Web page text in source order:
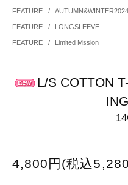
FEATURE / AUTUMN&WINTER2024
FEATURE / LONGSLEEVE
FEATURE / Limited Mssion
L/S COTTON
4,800円(税込